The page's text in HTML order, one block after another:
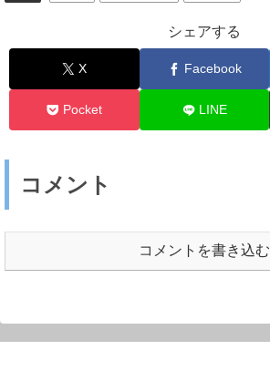
シェアする
X Facebook
Pocket LINE
コメント
コメントを書き込む